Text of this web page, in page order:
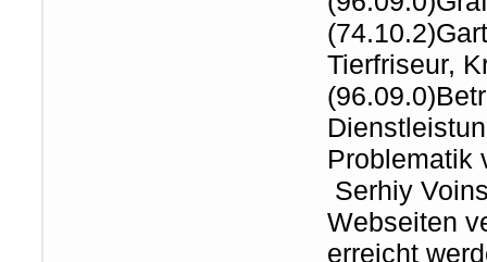
Tierfriseur,
Problematik
Serhiy
Webseiten
erreicht